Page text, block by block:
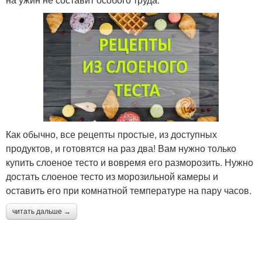
Как обычно, все рецепты простые, из доступных
продуктов, и готовятся на раз два! Вам нужно только
купить слоеное тесто и вовремя его разморозить. Нужно
достать слоеное тесто из морозильной камеры и
оставить его при комнатной температуре на пару часов.
читать дальше →